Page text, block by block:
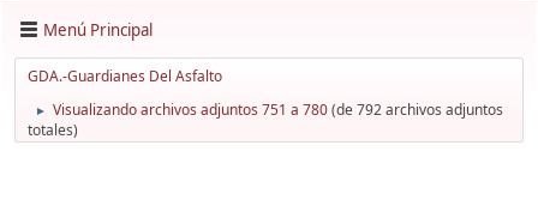
Menú Principal
GDA.-Guardianes Del Asfalto
► Visualizando archivos adjuntos 751 a 780(de 792 archivos adjuntos
totales)